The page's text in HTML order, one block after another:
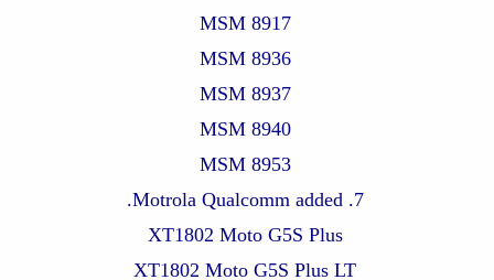
MSM 8917
MSM 8936
MSM 8937
MSM 8940
MSM 8953
7. Motrola Qualcomm added.
XT1802 Moto G5S Plus
XT1802 Moto G5S Plus LT